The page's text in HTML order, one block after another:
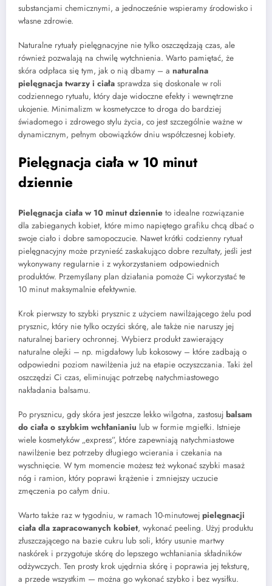
substancjami chemicznymi, a jednocześnie wspieramy środowisko i
własne zdrowie.
Naturalne rytuały pielęgnacyjne nie tylko oszczędzają czas, ale
również pozwalają na chwilę wytchnienia. Warto pamiętać, że
skóra odpłaca się tym, jak o nią dbamy – a naturalna
pielęgnacja twarzy i ciała sprawdza się doskonale w roli
codziennego rytuału, który daje widoczne efekty i wewnętrzne
ukojenie. Minimalizm w kosmetyczce to droga do bardziej
świadomego i zdrowego stylu życia, co jest szczególnie ważne w
dynamicznym, pełnym obowiązków dniu współczesnej kobiety.
Pielęgnacja ciała w 10 minut
dziennie
Pielęgnacja ciała w 10 minut dziennie to idealne rozwiązanie
dla zabieganych kobiet, które mimo napiętego grafiku chcą dbać o
swoje ciało i dobre samopoczucie. Nawet krótki codzienny rytuał
pielęgnacyjny może przynieść zaskakująco dobre rezultaty, jeśli jest
wykonywany regularnie i z wykorzystaniem odpowiednich
produktów. Przemyślany plan działania pomoże Ci wykorzystać te
10 minut maksymalnie efektywnie.
Krok pierwszy to szybki prysznic z użyciem nawilżającego żelu pod
prysznic, który nie tylko oczyści skórę, ale także nie naruszy jej
naturalnej bariery ochronnej. Wybierz produkt zawierający
naturalne olejki – np. migdałowy lub kokosowy – które zadbają o
odpowiedni poziom nawilżenia już na etapie oczyszczania. Taki żel
oszczędzi Ci czas, eliminując potrzebę natychmiastowego
nakładania balsamu.
Po prysznicu, gdy skóra jest jeszcze lekko wilgotna, zastosuj balsam
do ciała o szybkim wchłanianiu lub w formie mgiełki. Istnieje
wiele kosmetyków „express”, które zapewniają natychmiastowe
nawilżenie bez potrzeby długiego wcierania i czekania na
wyschnięcie. W tym momencie możesz też wykonać szybki masaż
nóg i ramion, który poprawi krążenie i zmniejszy uczucie
zmęczenia po całym dniu.
Warto także raz w tygodniu, w ramach 10-minutowej pielęgnacji
ciała dla zapracowanych kobiet, wykonać peeling. Użyj produktu
złuszczającego na bazie cukru lub soli, który usunie martwy
naskórek i przygotuje skórę do lepszego wchłaniania składników
odżywczych. Ten prosty krok ujędrnia skórę i poprawia jej teksturę,
a przede wszystkim — można go wykonać szybko i bez wysiłku.